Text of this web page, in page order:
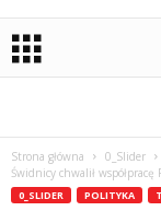
Strona główna 0_Slider
Świdnicy chwalił współpracę
0_SLIDER POLITYKA